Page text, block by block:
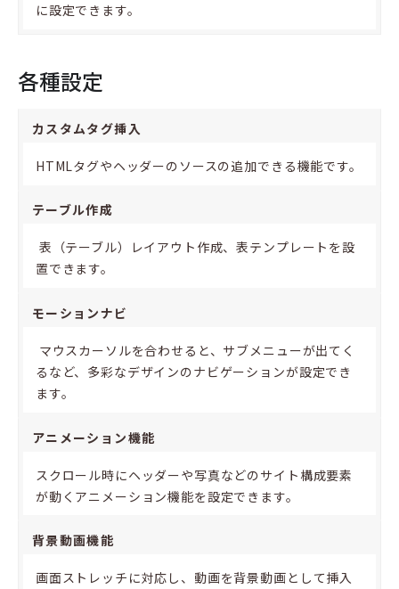
に設定できます。
各種設定
カスタムタグ挿入
HTMLタグやヘッダーのソースの追加できる機能です。
テーブル作成
表（テーブル）レイアウト作成、表テンプレートを設
置できます。
モーションナビ
マウスカーソルを合わせると、サブメニューが出てく
るなど、多彩なデザインのナビゲーションが設定でき
ます。
アニメーション機能
スクロール時にヘッダーや写真などのサイト構成要素
が動くアニメーション機能を設定できます。
背景動画機能
画面ストレッチに対応し、動画を背景動画として挿入